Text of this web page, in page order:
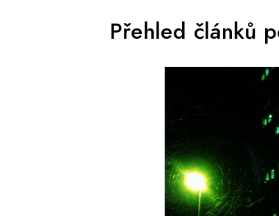
Přehled článků